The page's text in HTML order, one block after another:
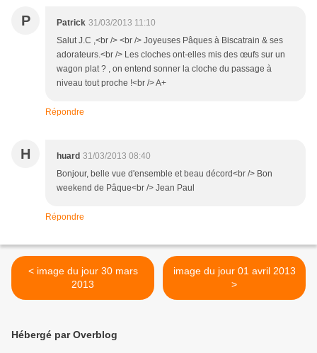
P Patrick 31/03/2013 11:10
Salut J.C ,<br /> <br /> Joyeuses Pâques à Biscatrain & ses
adorateurs.<br /> Les cloches ont-elles mis des œufs sur un
wagon plat ? , on entend sonner la cloche du passage à
niveau tout proche !<br /> A+
Répondre
H huard 31/03/2013 08:40
Bonjour, belle vue d'ensemble et beau décord<br /> Bon
weekend de Pâque<br /> Jean Paul
Répondre
< image du jour 30 mars
2013
image du jour 01 avril 2013
>
Hébergé par Overblog